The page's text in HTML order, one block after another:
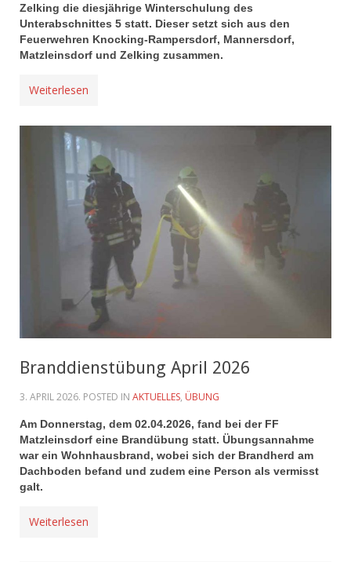
Zelking die diesjährige Winterschulung des
Unterabschnittes 5 statt. Dieser setzt sich aus den
Feuerwehren Knocking-Rampersdorf, Mannersdorf,
Matzleinsdorf und Zelking zusammen.
Weiterlesen
Branddienstübung April 2026
3. APRIL 2026. POSTED IN AKTUELLES, ÜBUNG
Am Donnerstag, dem 02.04.2026, fand bei der FF
Matzleinsdorf eine Brandübung statt. Übungsannahme
war ein Wohnhausbrand, wobei sich der Brandherd am
Dachboden befand und zudem eine Person als vermisst
galt.
Weiterlesen